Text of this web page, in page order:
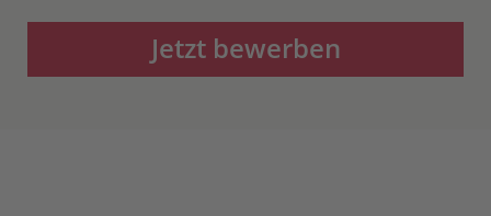
Jetzt bewerben